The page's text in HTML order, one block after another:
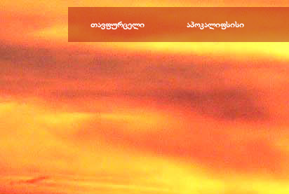
Перейти к контенту
თავფურცელი აპოკალიფსისი